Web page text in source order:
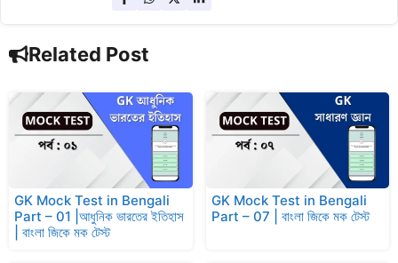
Related Post
GK Mock Test in Bengali
Part – 01 |আধুনিক ভারতের ইতিহাস
| বাংলা জিকে মক টেস্ট
GK Mock Test in Bengali
Part – 07 | বাংলা জিকে মক টেস্ট